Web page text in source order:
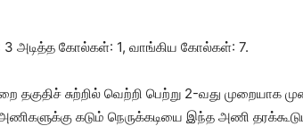
3 அடித்த கோல்கள்: 1, வாங்கிய கோல்கள்: 7.
சுற்றில் வெற்றி பெற்று 2-வது முறையாக
அணிகளுக்கு கடும் நெருக்கடியை இந்த அணி